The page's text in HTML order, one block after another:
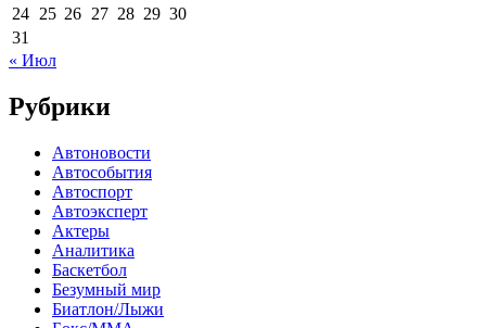
24 25 26 27 28 29 30
31
« Июл
Рубрики
Автоновости
Автособытия
Автоспорт
Автоэксперт
Актеры
Аналитика
Баскетбол
Безумный мир
Биатлон/Лыжи